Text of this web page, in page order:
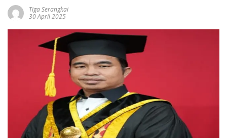
Tiga Serangkai
30 April 2025